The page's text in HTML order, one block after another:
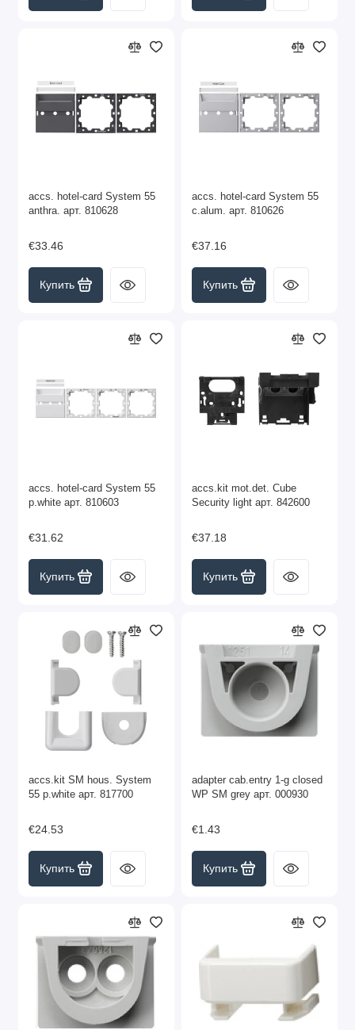
accs. hotel-card System 55
anthra. арт. 810628
€33.46
Купить
accs. hotel-card System 55
c.alum. арт. 810626
€37.16
Купить
accs. hotel-card System 55
p.white арт. 810603
€31.62
Купить
accs.kit mot.det. Cube
Security light арт. 842600
€37.18
Купить
accs.kit SM hous. System
55 p.white арт. 817700
€24.53
Купить
adapter cab.entry 1-g closed
WP SM grey арт. 000930
€1.43
Купить